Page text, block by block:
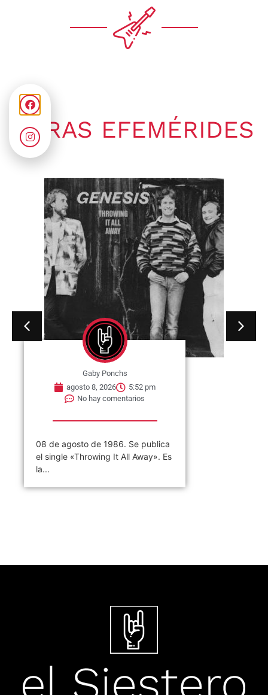
OTRAS EFEMÉRIDES
Gaby Ponchs
agosto 8, 2026
5:52 pm
No hay comentarios
08 de agosto de 1986. Se publica
el single «Throwing It All Away». Es
la...